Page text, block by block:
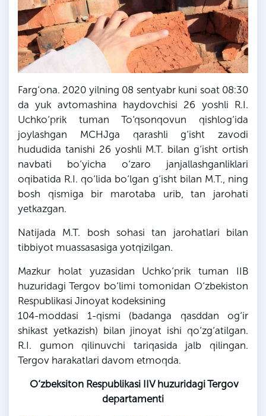
Farg‘ona. 2020 yilning 08 sentyabr kuni soat 08:30
da yuk avtomashina haydovchisi 26 yoshli R.I.
Uchko‘prik tuman To‘qsonqovun qishlog‘ida
joylashgan MCHJga qarashli g‘isht zavodi
hududida tanishi 26 yoshli M.T. bilan g‘isht ortish
navbati bo‘yicha o‘zaro janjallashganliklari
oqibatida R.I. qo‘lida bo‘lgan g‘isht bilan M.T., ning
bosh qismiga bir marotaba urib, tan jarohati
yetkazgan.
Natijada M.T. bosh sohasi tan jarohatlari bilan
tibbiyot muassasasiga yotqizilgan.
Mazkur holat yuzasidan Uchko‘prik tuman IIB
huzuridagi Tergov bo‘limi tomonidan O‘zbekiston
Respublikasi Jinoyat kodeksining
104-moddasi 1-qismi (badanga qasddan og‘ir
shikast yetkazish) bilan jinoyat ishi qo‘zg‘atilgan.
R.I. gumon qilinuvchi tariqasida jalb qilingan.
Tergov harakatlari davom etmoqda.
O‘zbeksiton Respublikasi IIV huzuridagi Tergov
departamenti